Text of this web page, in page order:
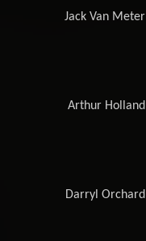
Jack Van Meter
Arthur Holland
Darryl Orchard